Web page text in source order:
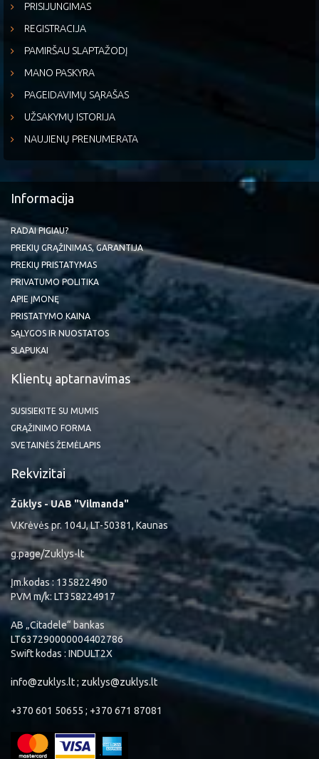
PRISIJUNGIMAS
REGISTRACIJA
PAMIRŠAU SLAPTAŽODĮ
MANO PASKYRA
PAGEIDAVIMŲ SĄRAŠAS
UŽSAKYMŲ ISTORIJA
NAUJIENŲ PRENUMERATA
Informacija
RADAI PIGIAU?
PREKIŲ GRĄŽINIMAS, GARANTIJA
PREKIŲ PRISTATYMAS
PRIVATUMO POLITIKA
APIE ĮMONĘ
PRISTATYMO KAINA
SĄLYGOS IR NUOSTATOS
SLAPUKAI
Klientų aptarnavimas
SUSISIEKITE SU MUMIS
GRĄŽINIMO FORMA
SVETAINĖS ŽEMĖLAPIS
Rekvizitai
Žūklys - UAB "Vilmanda"
V.Krėvės pr. 104J, LT-50381, Kaunas
g.page/Zuklys-lt
Įm.kodas : 135822490
PVM m/k: LT358224917
AB „Citadele“ bankas
LT637290000004402786
Swift kodas : INDULT2X
info@zuklys.lt ; zuklys@zuklys.lt
+370 601 50655 ; +370 671 87081